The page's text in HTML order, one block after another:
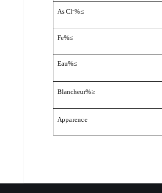
As Cl-%≤
Fe%≤
Eau%≤
Blancheur%≥
Apparence